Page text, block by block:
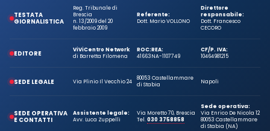
TESTATA
GIORNALISTICA
Reg. Tribunale di
Brescia
n. 13/2009 del 20
febbraio 2009
Referente:
Dott. Mario VOLLONO
Direttore
responsabile:
Dott. Francesco
CECORO
EDITORE
ViViCentro Network
di Barretta Filomena
ROC:
41663
REA:
NA-1107749
CF/P. IVA:
10464981215
SEDE LEGALE Via Plinio Il Vecchio 24
80053 Castellammare
di Stabia
Napoli
SEDE OPERATIVA
E CONTATTI
Assistente legale:
Avv. Luca Zuppelli
Via Moretto 70, Brescia
Tel.030 3758858
Sede operativa:
Via Enrico De Nicola 12
80053 Castellammare
di Stabia (NA)